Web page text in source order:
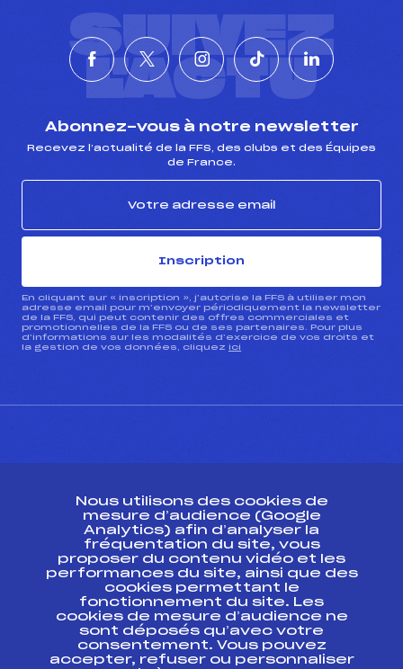
SUIVEZ
L'ACTU
Abonnez-vous à notre newsletter
Recevez l’actualité de la FFS, des clubs et des Équipes
de France.
Inscription
En cliquant sur « inscription », j’autorise la FFS à utiliser mon
adresse email pour m’envoyer périodiquement la newsletter
de la FFS, qui peut contenir des offres commerciales et
promotionnelles de la FFS ou de ses partenaires. Pour plus
d’informations sur les modalités d’exercice de vos droits et
la gestion de vos données, cliquez ici
ESPACE PRESSE
Ressources
Pass’Neige
Projet sportif fédéral
Projet de performance fédéral
Antidopage
Pôle Développement, Formation, Suivi
Nous utilisons des cookies de
mesure d’audience (Google
Analytics) afin d’analyser la
fréquentation du site, vous
proposer du contenu vidéo et les
performances du site, ainsi que des
cookies permettant le
fonctionnement du site. Les
cookies de mesure d’audience ne
sont déposés qu’avec votre
consentement. Vous pouvez
accepter, refuser ou personnaliser